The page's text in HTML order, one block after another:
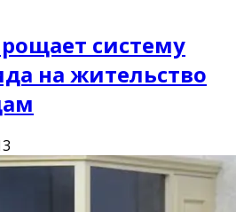
систему
на жительство